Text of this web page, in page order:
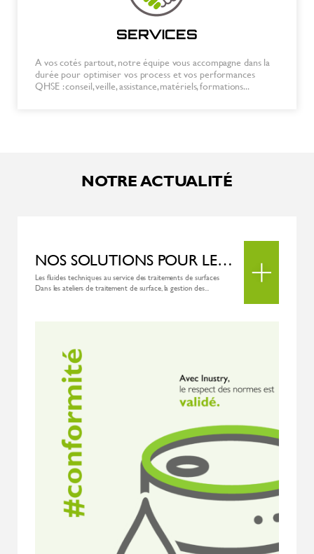
SERVICES
A vos cotés partout, notre équipe vous accompagne dans la
durée pour optimiser vos process et vos performances
QHSE : conseil, veille, assistance, matériels, formations...
NOTRE ACTUALITÉ
NOS SOLUTIONS POUR LES PROCESS DE TRAITEMENTS DE SURFACES
Les fluides techniques au service des traitements de surfaces
Dans les ateliers de traitement de surface, la gestion des...